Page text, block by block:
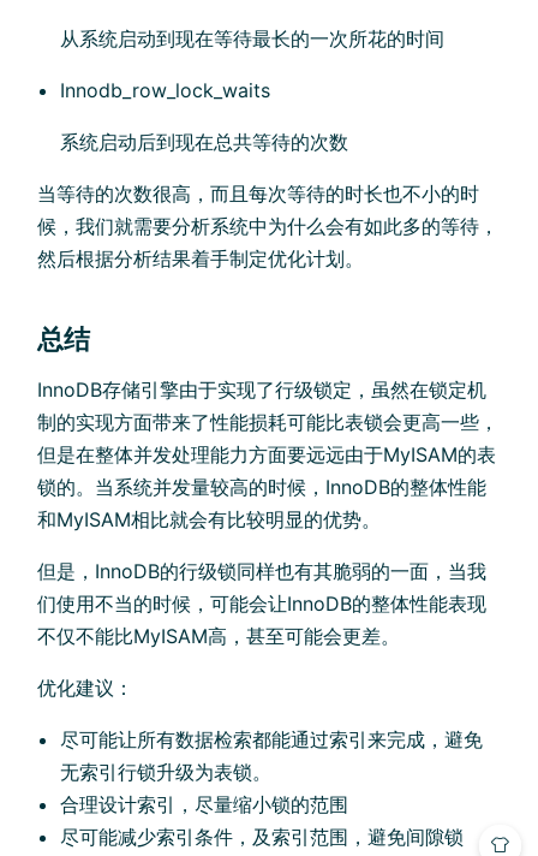
从系统启动到现在等待最长的一次所花的时间
Innodb_row_lock_waits
系统启动后到现在总共等待的次数
当等待的次数很高，而且每次等待的时长也不小的时
候，我们就需要分析系统中为什么会有如此多的等待，
然后根据分析结果着手制定优化计划。
总结
InnoDB存储引擎由于实现了行级锁定，虽然在锁定机
制的实现方面带来了性能损耗可能比表锁会更高一些，
但是在整体并发处理能力方面要远远由于MyISAM的表
锁的。当系统并发量较高的时候，InnoDB的整体性能
和MyISAM相比就会有比较明显的优势。
但是，InnoDB的行级锁同样也有其脆弱的一面，当我
们使用不当的时候，可能会让InnoDB的整体性能表现
不仅不能比MyISAM高，甚至可能会更差。
优化建议：
尽可能让所有数据检索都能通过索引来完成，避免
无索引行锁升级为表锁。
合理设计索引，尽量缩小锁的范围
尽可能减少索引条件，及索引范围，避免间隙锁